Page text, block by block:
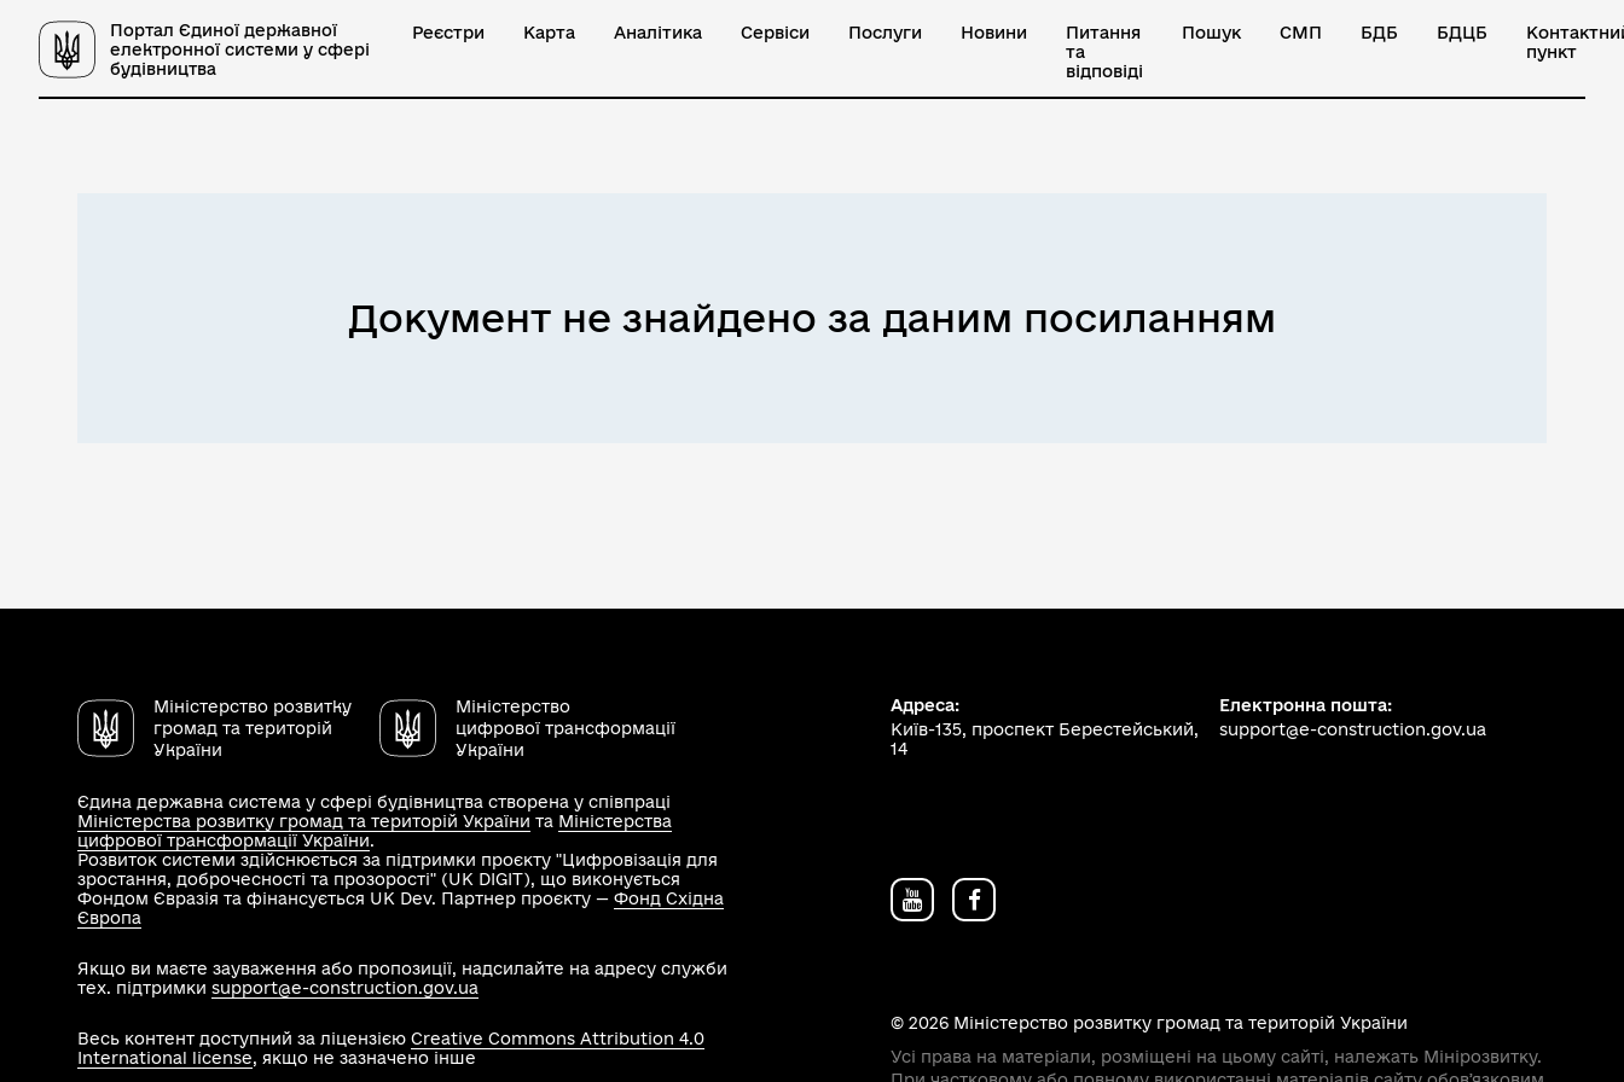
Портал Єдиної державної
електронної системи у сфері
будівництва
Реєстри Карта Аналітика Сервіси Послуги Новини
Питання
та
відповіді
Пошук СМП БДБ БДЦБ
пункт
Документ не знайдено за даним посиланням
Міністерство розвитку
громад та територій
України
Міністерство
цифрової трансформації
України
Єдина державна система у сфері будівництва створена у співпраці
Міністерства розвитку громад та територій України та Міністерства
цифрової трансформації України.
Розвиток системи здійснюється за підтримки проєкту "Цифровізація для
зростання, доброчесності та прозорості" (UK DIGIT), що виконується
Фондом Євразія та фінансується UK Dev. Партнер проєкту — Фонд Східна
Європа
Якщо ви маєте зауваження або пропозиції, надсилайте на адресу служби
тех. підтримки support@e-construction.gov.ua
Весь контент доступний за ліцензією Creative Commons Attribution 4.0
International license, якщо не зазначено інше
Адреса:
Київ-135, проспект Берестейський,
14
Електронна пошта:
support@e-construction.gov.ua
© 2026 Міністерство розвитку громад та територій України
Усі права на матеріали, розміщені на цьому сайті, належать Мінірозвитку.